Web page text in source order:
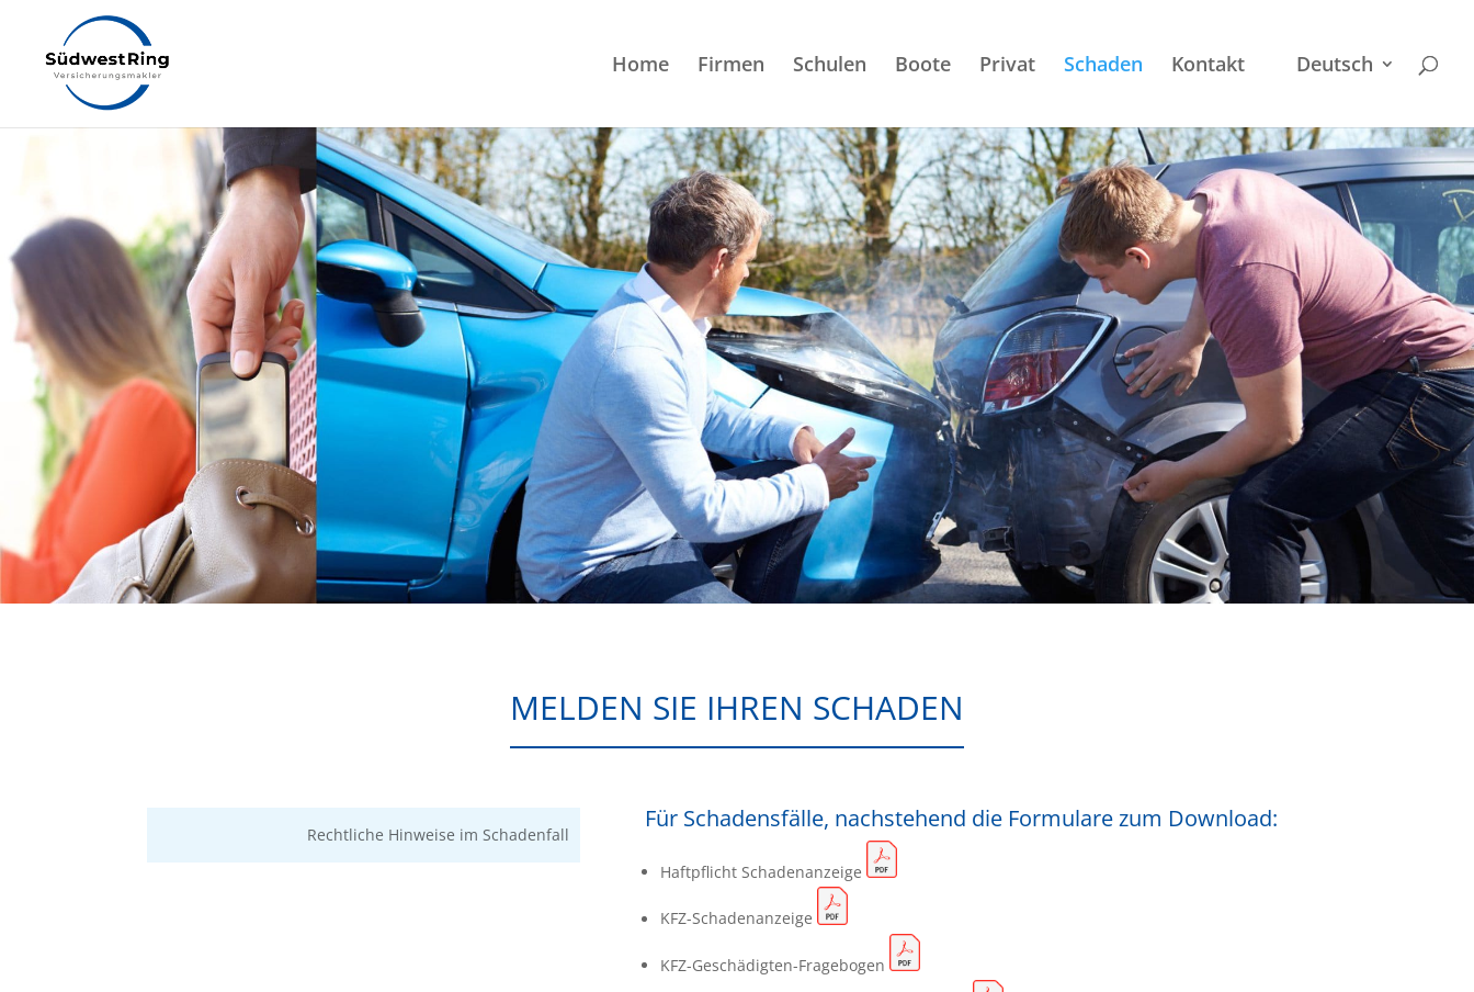
Home Firmen Schulen Boote Privat Schaden Kontakt Deutsch
MELDEN SIE IHREN SCHADEN
Rechtliche Hinweise im Schadenfall
Für Schadensfälle, nachstehend die Formulare zum Download:
Haftpflicht Schadenanzeige
KFZ-Schadenanzeige
KFZ-Geschädigten-Fragebogen